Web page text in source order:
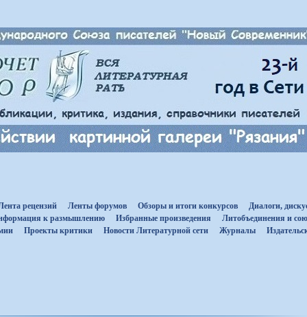
рецензий Ленты форумов Обзоры и итоги конкурсов Диалоги,
к размышлению Избранные произведения Литобъединения и
Проекты критики Новости Литературной сети Журналы